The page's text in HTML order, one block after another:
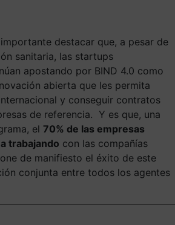
destacar que, a pesar de
sanitaria, las startups
apostando por BIND 4.0 como
abierta que les permita
y conseguir contratos
de referencia. Y es que, una
el 70% de las empresas
trabajando con las compañías
de manifiesto el éxito de este
conjunta entre todos los agentes